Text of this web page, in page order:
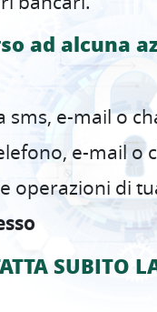
o
ad alcuna
sms, e-mail o
e-mail o
operazioni di
SUBITO